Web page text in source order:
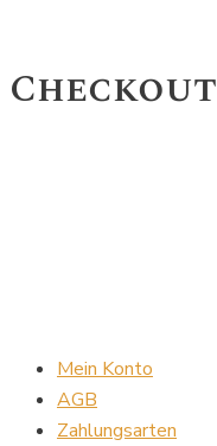
Checkout
Mein Konto
AGB
Zahlungsarten